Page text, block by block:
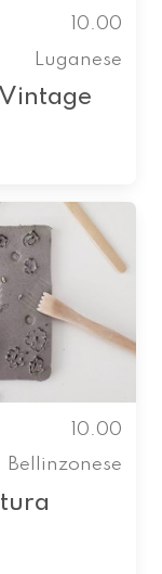
10.00
Luganese
10.00
Bellinzonese